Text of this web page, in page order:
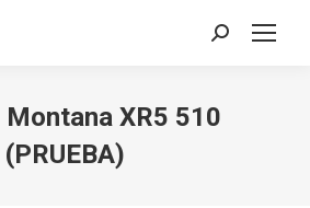
Search:
XR5 510
(PRUEBA)